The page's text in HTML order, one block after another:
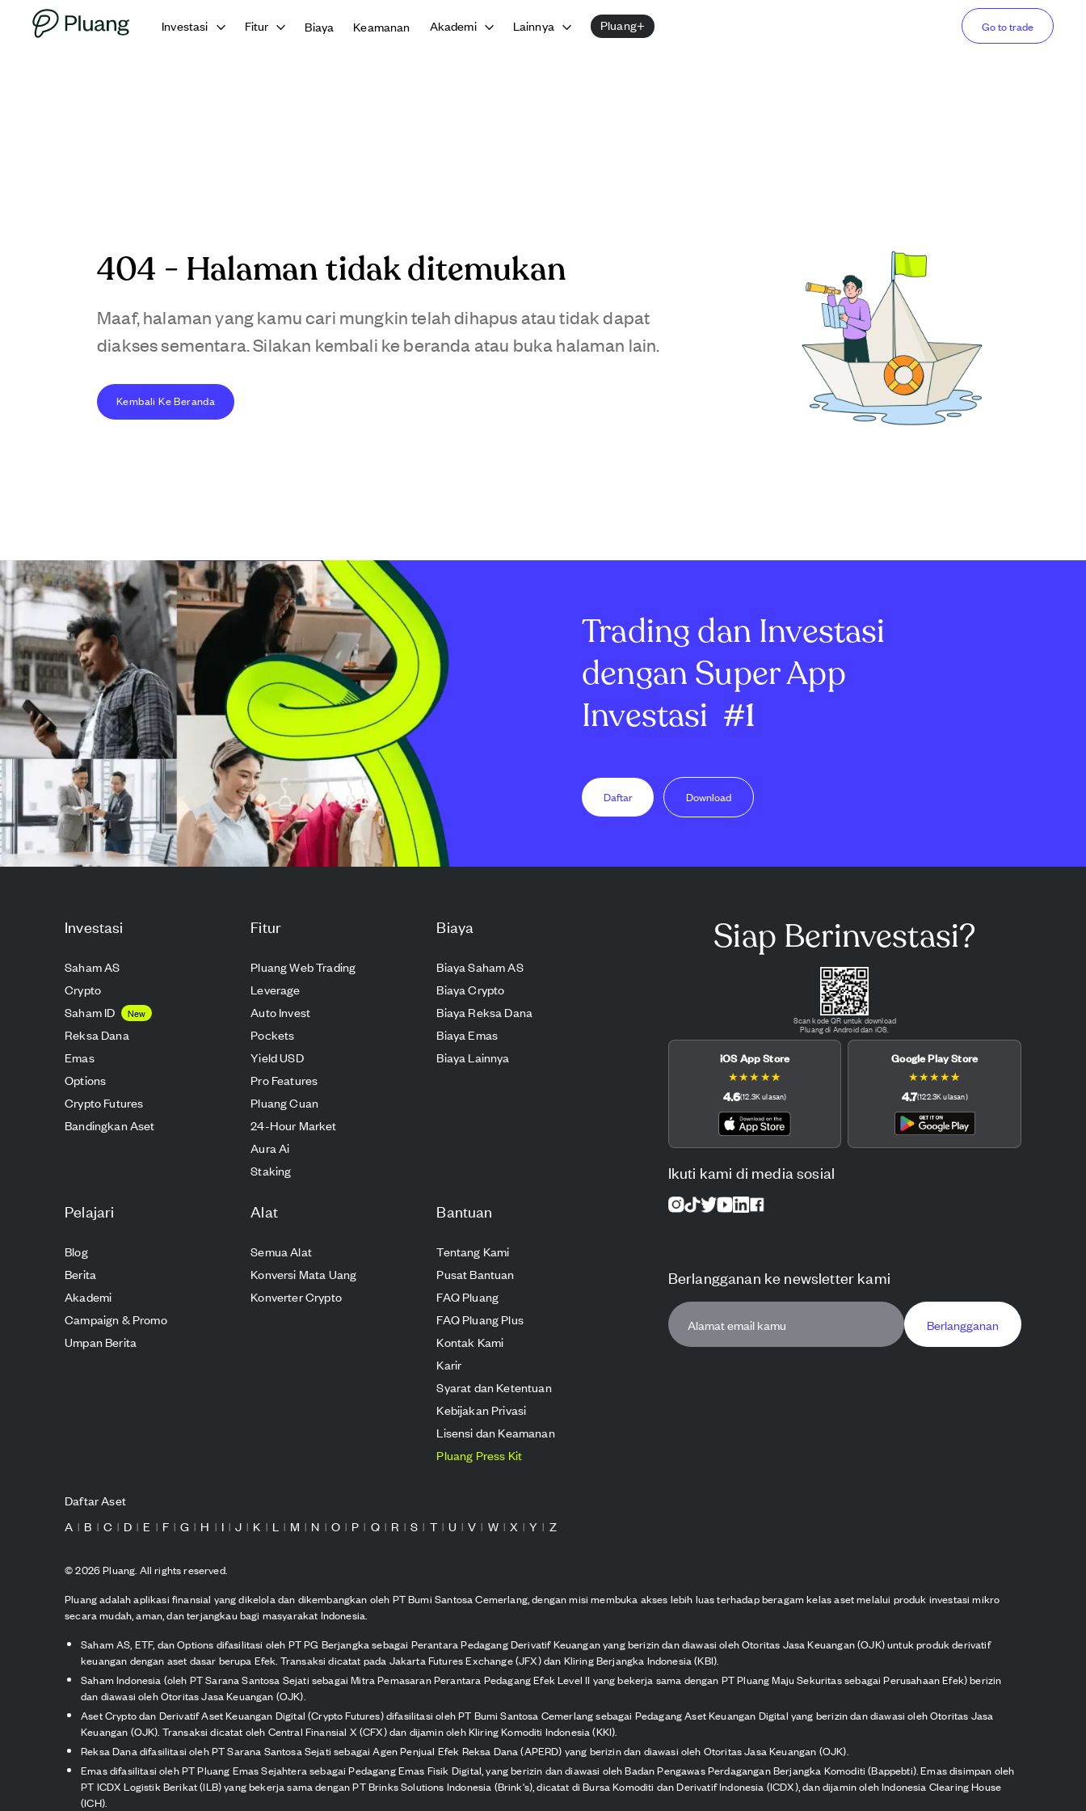
Investasi Fitur Biaya Keamanan Akademi Lainnya Pluang+ Go to trade
404 - Halaman tidak ditemukan
Maaf, halaman yang kamu cari mungkin telah dihapus atau tidak dapat
diakses sementara. Silakan kembali ke beranda atau buka halaman lain.
Kembali Ke Beranda
Trading dan Investasi
dengan Super App
Investasi #1
Daftar Download
Investasi
Saham AS
Crypto
Saham ID
New
Reksa Dana
Emas
Options
Crypto Futures
Bandingkan Aset
Fitur
Pluang Web Trading
Leverage
Auto Invest
Pockets
Yield USD
Pro Features
Pluang Cuan
24-Hour Market
Aura Ai
Staking
Biaya
Biaya Saham AS
Biaya Crypto
Biaya Reksa Dana
Biaya Emas
Biaya Lainnya
Pelajari
Blog
Berita
Akademi
Campaign & Promo
Umpan Berita
Alat
Semua Alat
Konversi Mata Uang
Konverter Crypto
Bantuan
Tentang Kami
Pusat Bantuan
FAQ Pluang
FAQ Pluang Plus
Kontak Kami
Karir
Syarat dan Ketentuan
Kebijakan Privasi
Lisensi dan Keamanan
Pluang Press Kit
Siap Berinvestasi?
Scan kode QR untuk download
Pluang di Android dan iOS.
iOS App Store
★★★ ★★
4.6(12.3Kulasan)
Google Play Store
★★★★★
4.7(122.3Kulasan)
Ikuti kami di media sosial
Berlangganan ke newsletter kami
Berlangganan
Daftar Aset
A | B | C | D | E | F | G | H | I | J | K | L | M | N | O | P | Q | R | S | T | U | V | W | X | Y | Z
©2026Pluang. All rights reserved.
Pluang adalah aplikasi finansial yang dikelola dan dikembangkan oleh PT Bumi Santosa Cemerlang, dengan misi membuka akses lebih luas terhadap beragam kelas aset melalui produk investasi mikro
secara mudah, aman, dan terjangkau bagi masyarakat Indonesia.
Saham AS, ETF, dan Options difasilitasi oleh PT PG Berjangka sebagai Perantara Pedagang Derivatif Keuangan yang berizin dan diawasi oleh Otoritas Jasa Keuangan (OJK) untuk produk derivatif
keuangan dengan aset dasar berupa Efek. Transaksi dicatat pada Jakarta Futures Exchange (JFX) dan Kliring Berjangka Indonesia (KBI).
Saham Indonesia (oleh PT Sarana Santosa Sejati sebagai Mitra Pemasaran Perantara Pedagang Efek Level II yang bekerja sama dengan PT Pluang Maju Sekuritas sebagai Perusahaan Efek) berizin
dan diawasi oleh Otoritas Jasa Keuangan (OJK).
Aset Crypto dan Derivatif Aset Keuangan Digital (Crypto Futures) difasilitasi oleh PT Bumi Santosa Cemerlang sebagai Pedagang Aset Keuangan Digital yang berizin dan diawasi oleh Otoritas Jasa
Keuangan (OJK). Transaksi dicatat oleh Central Finansial X (CFX) dan dijamin oleh Kliring Komoditi Indonesia (KKI).
Reksa Dana difasilitasi oleh PT Sarana Santosa Sejati sebagai Agen Penjual Efek Reksa Dana (APERD) yang berizin dan diawasi oleh Otoritas Jasa Keuangan (OJK).
Emas difasilitasi oleh PT Pluang Emas Sejahtera sebagai Pedagang Emas Fisik Digital, yang berizin dan diawasi oleh Badan Pengawas Perdagangan Berjangka Komoditi (Bappebti). Emas disimpan oleh
PT ICDX Logistik Berikat (ILB) yang bekerja sama dengan PT Brinks Solutions Indonesia (Brink's), dicatat di Bursa Komoditi dan Derivatif Indonesia (ICDX), dan dijamin oleh Indonesia Clearing House
(ICH).